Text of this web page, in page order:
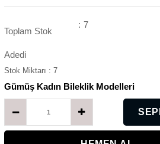
Toplam Stok
Adedi
: 7
Stok Miktarı : 7
Gümüş Kadın Bileklik Modelleri